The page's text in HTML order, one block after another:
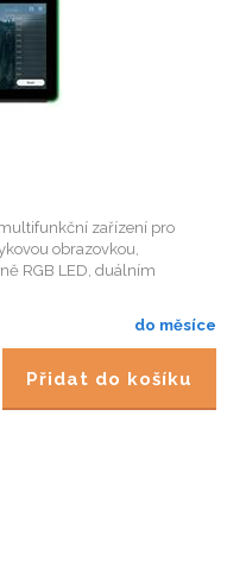
zařízení pro
obrazovkou,
RGB LED, duálním
do měsíce
Přidat do košíku